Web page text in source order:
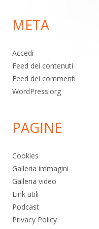
pagina
META
Accedi
Feed dei contenuti
Feed dei commenti
WordPress.org
PAGINE
Cookies
Galleria immagini
Galleria video
Link utili
Podcast
Privacy Policy